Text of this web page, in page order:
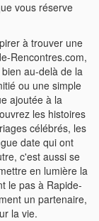
vous réserve
à trouver une
Rencontres.com,
au-delà de la
ou une simple
ajoutée à la
les histoires
célébrés, les
date qui ont
c'est aussi se
en lumière la
le pas à Rapide-
un partenaire,
la vie.